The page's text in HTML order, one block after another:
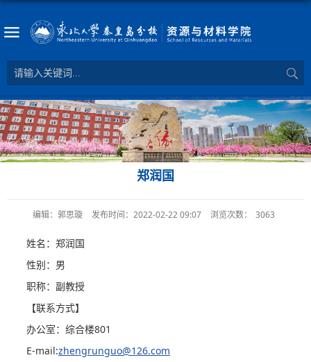
郑润国
编辑：郭思璇 发布时间：2022-02-22 09:07 浏览次数： 3063
姓名：郑润国
性别：男
职称：副教授
【联系方式】
办公室：综合楼801
E-mail:zhengrunguo@126.com